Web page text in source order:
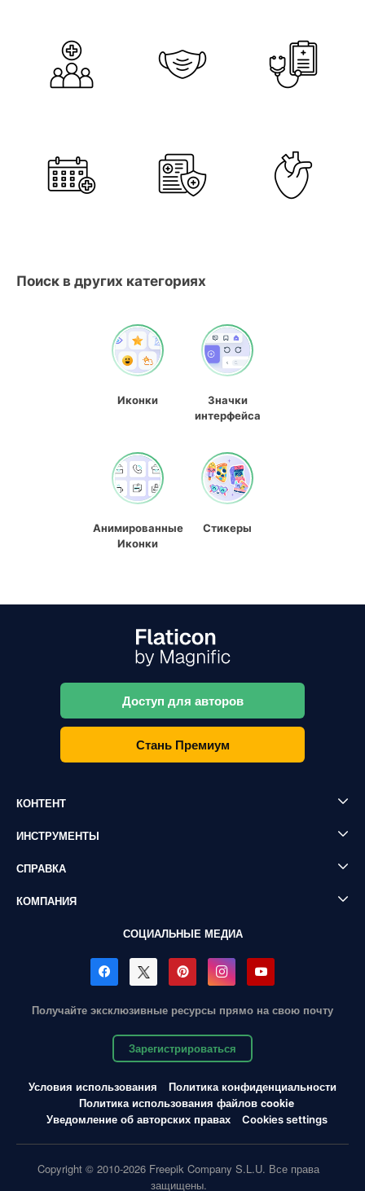
Поиск в других категориях
Иконки
Значки
интерфейса
Анимированные
Иконки
Стикеры
Доступ для авторов
Стань Премиум
КОНТЕНТ
ИНСТРУМЕНТЫ
СПРАВКА
КОМПАНИЯ
СОЦИАЛЬНЫЕ МЕДИА
Получайте эксклюзивные ресурсы прямо на свою почту
Зарегистрироваться
Условия использования
Политика конфиденциальности
Политика использования файлов cookie
Уведомление об авторских правах
Cookies settings
Copyright © 2010-2026 Freepik Company S.L.U. Все права
защищены.